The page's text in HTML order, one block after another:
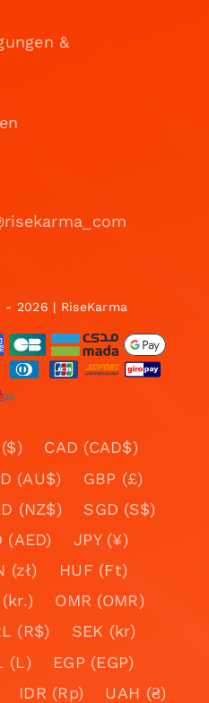
&
2026 | RiseKarma
CAD (CAD$)
(AU$)
GBP (£)
(NZ$)
SGD (S$)
(AED)
JPY (¥)
(zł)
HUF (Ft)
(kr.)
OMR (OMR)
(R$)
SEK (kr)
(L)
EGP (EGP)
IDR (Rp)
UAH (₴)